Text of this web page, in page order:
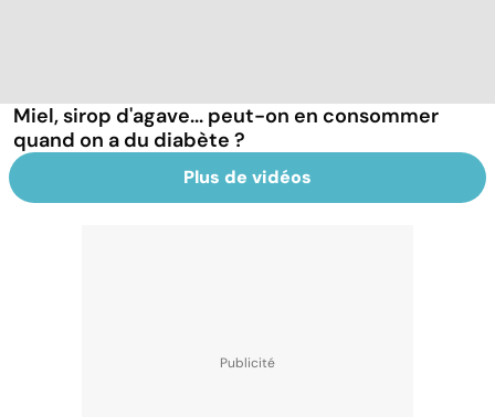
Miel, sirop d'agave... peut-on en consommer
quand on a du diabète ?
Plus de vidéos